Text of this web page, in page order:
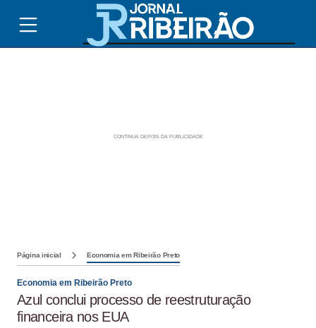
Página inicial Economia em Ribeirão Preto
Economia em Ribeirão Preto
Azul conclui processo de reestruturação
financeira nos EUA